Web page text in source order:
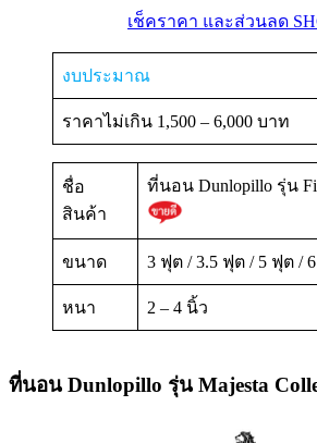
เช็คราคา และส่วนลด
งบประมาณ
ราคาไม่เกิน 1,500 – 6,000 บาท
ชื่อ
สินค้า
ที่นอน Dunlopillo รุ่น
ขนาด 3 ฟุต / 3.5 ฟุต / 5 ฟุต /
หนา 2 – 4 นิ้ว
ที่นอน Dunlopillo รุ่น Majesta